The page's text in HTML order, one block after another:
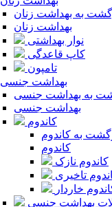
به بهداشت زنان
بهداشت زنان
نوار بهداشتی
کاپ قاعدگی
تامپون
بهداشت جنسی
به بهداشت جنسی
بهداشت جنسی
کاندوم
به کاندوم
کاندوم
کاندوم نازک
تاخیری
خاردار
بهداشت جنسی